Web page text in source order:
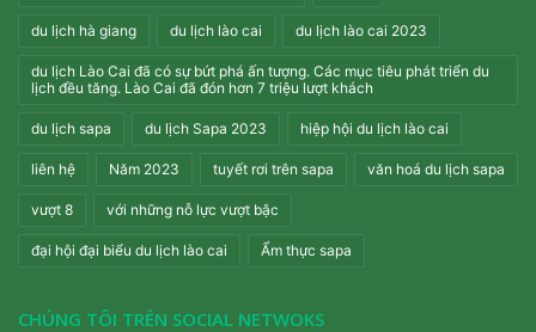
du lịch hà giang du lịch lào cai du lịch lào cai 2023
du lịch Lào Cai đã có sự bứt phá ấn tượng. Các mục tiêu phát triển du
lịch đều tăng. Lào Cai đã đón hơn 7 triệu lượt khách
du lịch sapa du lịch Sapa 2023 hiệp hội du lịch lào cai
liên hệ Năm 2023 tuyết rơi trên sapa văn hoá du lịch sapa
vượt 8 với những nỗ lực vượt bậc
đại hội đại biểu du lịch lào cai Ẩm thực sapa
CHÚNG TÔI TRÊN SOCIAL NETWOKS